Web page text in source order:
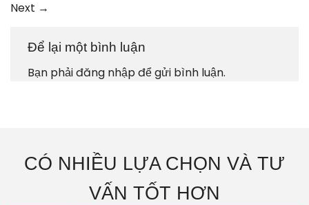
Next →
Để lại một bình luận
Bạn phảiđăng nhậpđể gửi bình luận.
CÓ NHIỀU LỰA CHỌN VÀ TƯ
VẤN TỐT HƠN